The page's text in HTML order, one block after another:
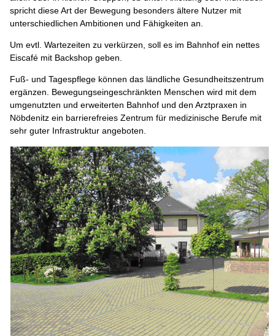
spricht diese Art der Bewegung besonders ältere Nutzer mit
unterschiedlichen Ambitionen und Fähigkeiten an.
Um evtl. Wartezeiten zu verkürzen, soll es im Bahnhof ein nettes
Eiscafé mit Backshop geben.
Fuß- und Tagespflege können das ländliche Gesundheitszentrum
ergänzen. Bewegungseingeschränkten Menschen wird mit dem
umgenutzten und erweiterten Bahnhof und den Arztpraxen in
Nöbdenitz ein barrierefreies Zentrum für medizinische Berufe mit
sehr guter Infrastruktur angeboten.